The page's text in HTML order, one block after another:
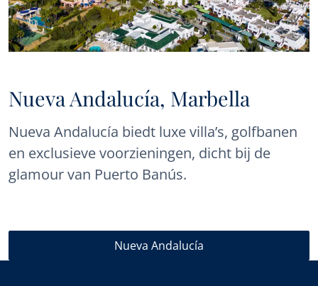
Nueva Andalucía, Marbella
Nueva Andalucía biedt luxe villa’s, golfbanen
en exclusieve voorzieningen, dicht bij de
glamour van Puerto Banús.
Nueva Andalucía